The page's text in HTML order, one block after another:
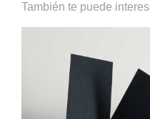
También te puede